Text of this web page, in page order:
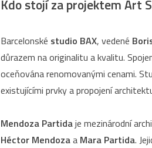
Kdo stojí za projektem Art
Barcelonské studio BAX, vedené
důrazem na originalitu a kvalitu.
oceňována renomovanými cenami.
existujícími prvky a propojení
Mendoza Partidaje mezinárodní
Héctor Mendozaa Mara Partida.